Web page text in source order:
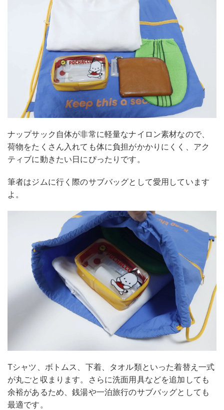
ナップサック自体が非常に軽量なナイロン素材なので、
荷物をたくさん入れても体に負担がかかりにくく、アク
ティブに動きたい日にぴったりです。
筆者はジムに行く際のサブバッグとして愛用しています
よ。
Tシャツ、ボトムス、下着、タオル類といった着替え一式
が丸ごと収まります。さらに洗面用具などを追加しても
余裕があるため、銭湯や一泊旅行のサブバッグとしても
最適です。